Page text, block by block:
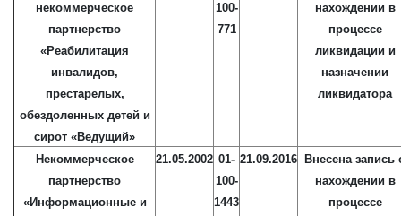
некоммерческое
партнерство
«Реабилитация
инвалидов,
престарелых,
обездоленных детей и
сирот «Ведущий»
100-
771
нахождении в
процессе
ликвидации и
назначении
ликвидатора
Некоммерческое
партнерство
«Информационные и
21.05.2002 01-
100-
1443
21.09.2016
Внесена запись
нахождении в
процессе